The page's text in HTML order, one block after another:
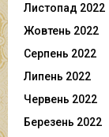
Листопад 2022
Жовтень 2022
Серпень 2022
Липень 2022
Червень 2022
Березень 2022